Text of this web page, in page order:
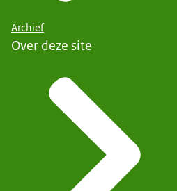
Archief
Over deze site